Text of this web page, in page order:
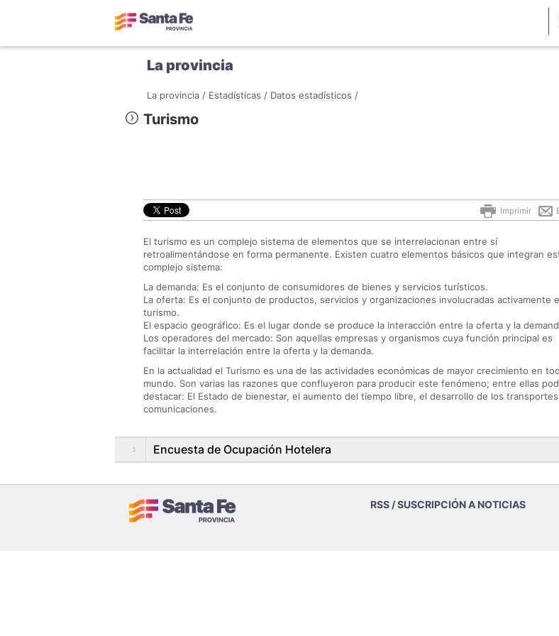
La provincia
La provincia / Estadísticas / Datos estadísticos /
Turismo
Imprimir
El turismo es un complejo sistema de elementos que se interrelacionan entre sí
retroalimentándose en forma permanente. Existen cuatro elementos básicos que integran
complejo sistema:
La demanda: Es el conjunto de consumidores de bienes y servicios turísticos.
La oferta: Es el conjunto de productos, servicios y organizaciones involucradas activamente
turismo.
El espacio geográfico: Es el lugar donde se produce la interacción entre la oferta y la
Los operadores del mercado: Son aquellas empresas y organismos cuya función principal es
facilitar la interrelación entre la oferta y la demanda.
En la actualidad el Turismo es una de las actividades económicas de mayor crecimiento en
mundo. Son varias las razones que confluyeron para producir este fenómeno; entre ellas
destacar: El Estado de bienestar, el aumento del tiempo libre, el desarrollo de los
comunicaciones.
Encuesta de Ocupación Hotelera
RSS / SUSCRIPCIÓN A NOTICIAS